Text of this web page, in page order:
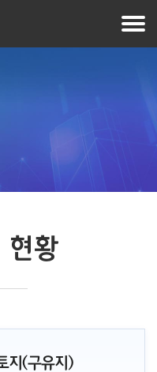
현황
지(구유지)